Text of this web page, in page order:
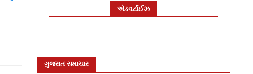
એડવર્ટાઈઝ
ગુજરાત સમાચાર